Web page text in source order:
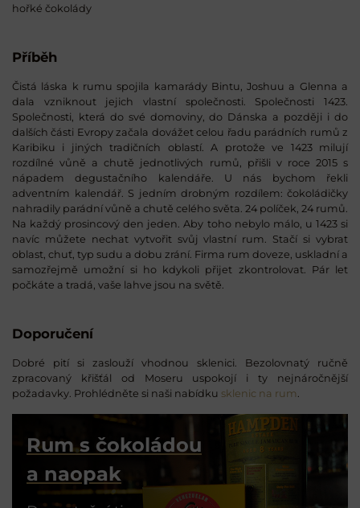
hořké čokolády
Příběh
Čistá láska k rumu spojila kamarády Bintu, Joshuu a Glenna a
dala vzniknout jejich vlastní společnosti. Společnosti 1423.
Společnosti, která do své domoviny, do Dánska a později i do
dalších části Evropy začala dovážet celou řadu parádních rumů z
Karibiku i jiných tradičních oblastí. A protože ve 1423 milují
rozdílné vůně a chutě jednotlivých rumů, přišli v roce 2015 s
nápadem degustačního kalendáře. U nás bychom řekli
adventním kalendář. S jedním drobným rozdílem: čokoládičky
nahradily parádní vůně a chutě celého světa. 24 políček, 24 rumů.
Na každý prosincový den jeden. Aby toho nebylo málo, u 1423 si
navíc můžete nechat vytvořit svůj vlastní rum. Stačí si vybrat
oblast, chuť, typ sudu a dobu zrání. Firma rum doveze, uskladní a
samozřejmě umožní si ho kdykoli přijet zkontrolovat. Pár let
počkáte a tradá, vaše lahve jsou na světě.
Doporučení
Dobré pití si zaslouží vhodnou sklenici. Bezolovnatý ručně
zpracovaný křišťál od Moseru uspokojí i ty nejnáročnější
požadavky. Prohlédněte si naši nabídku sklenic na rum
Rum s čokoládou
a naopak